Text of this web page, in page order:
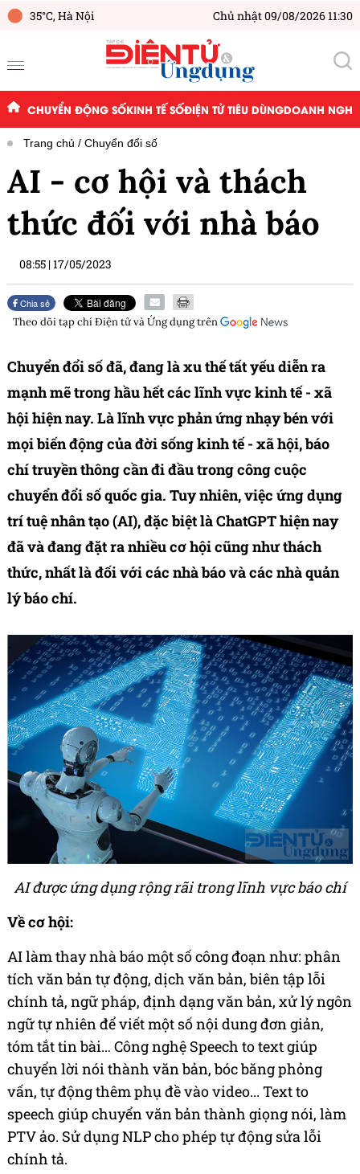
35°C,Hà Nội Chủ nhật 09/08/2026 11:30
CHUYỂN ĐỘNG SỐKINH TẾ SỐĐIỆN TỬ TIÊU DÙNGDOANH
Trang chủ Chuyển đổi số
AI - cơ hội và thách
thức đối với nhà báo
08:55 |17/05/2023
Chia sẻ
Theo dõi tạp chíĐiện tử và Ứng dụngtrên
Chuyển đổi số đã, đang là xu thế tất yếu diễn ra
mạnh mẽ trong hầu hết các lĩnh vực kinh tế - xã
hội hiện nay. Là lĩnh vực phản ứng nhạy bén với
mọi biến động của đời sống kinh tế - xã hội, báo
chí truyền thông cần đi đầu trong công cuộc
chuyển đổi số quốc gia. Tuy nhiên, việc ứng dụng
trí tuệ nhân tạo (AI), đặc biệt là ChatGPT hiện nay
đã và đang đặt ra nhiều cơ hội cũng như thách
thức, nhất là đối với các nhà báo và các nhà quản
lý báo chí.
AI được ứng dụng rộng rãi trong lĩnh vực báo chí
Về cơ hội:
AI làm thay nhà báo một số công đoạn như: phân
tích văn bản tự động, dịch văn bản, biên tập lỗi
chính tả, ngữ pháp, định dạng văn bản, xử lý ngôn
ngữ tự nhiên để viết một số nội dung đơn giản,
tóm tắt tin bài… Công nghệ Speech to text giúp
chuyển lời nói thành văn bản, bóc băng phỏng
vấn, tự động thêm phụ đề vào video... Text to
speech giúp chuyển văn bản thành giọng nói, làm
PTV ảo. Sử dụng NLP cho phép tự động sửa lỗi
chính tả.